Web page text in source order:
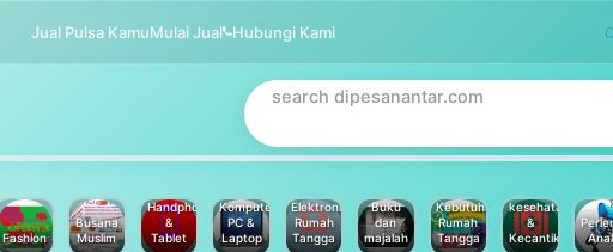
Jual Pulsa KamuMulai Jual Hubungi Kami
Fashion
Busana
Muslim
Handphone
&
Tablet
Komputer
PC &
Laptop
Elektronik
Rumah
Tangga
Buku
dan
majalah
Kebutuhan
Rumah
Tangga
kesehatan
&
Kecantikan